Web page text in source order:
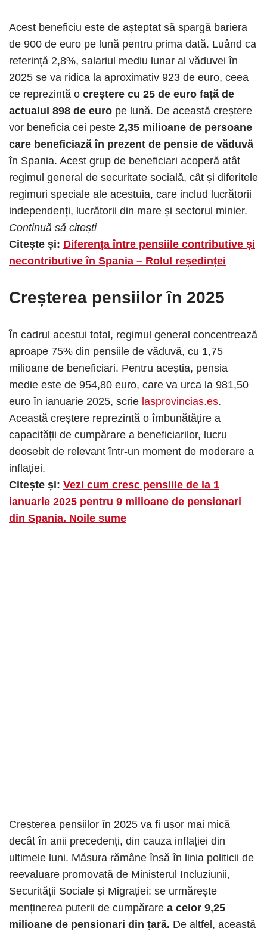
Acest beneficiu este de așteptat să spargă bariera
de 900 de euro pe lună pentru prima dată. Luând ca
referință 2,8%, salariul mediu lunar al văduvei în
2025 se va ridica la aproximativ 923 de euro, ceea
ce reprezintă o creștere cu 25 de euro față de
actualul 898 de euro pe lună. De această creștere
vor beneficia cei peste 2,35 milioane de persoane
care beneficiază în prezent de pensie de văduvă
în Spania. Acest grup de beneficiari acoperă atât
regimul general de securitate socială, cât și diferitele
regimuri speciale ale acestuia, care includ lucrătorii
independenți, lucrătorii din mare și sectorul minier.
Continuă să citești
Citește și: Diferența între pensiile contributive și
necontributive în Spania – Rolul reședinței
Creșterea pensiilor în 2025
În cadrul acestui total, regimul general concentrează
aproape 75% din pensiile de văduvă, cu 1,75
milioane de beneficiari. Pentru aceștia, pensia
medie este de 954,80 euro, care va urca la 981,50
euro în ianuarie 2025, scrie lasprovincias.es.
Această creștere reprezintă o îmbunătățire a
capacității de cumpărare a beneficiarilor, lucru
deosebit de relevant într-un moment de moderare a
inflației.
Citește și: Vezi cum cresc pensiile de la 1
ianuarie 2025 pentru 9 milioane de pensionari
din Spania. Noile sume
Creșterea pensiilor în 2025 va fi ușor mai mică
decât în ​​anii precedenți, din cauza inflației din
ultimele luni. Măsura rămâne însă în linia politicii de
reevaluare promovată de Ministerul Incluziunii,
Securității Sociale și Migrației: se urmărește
menținerea puterii de cumpărare a celor 9,25
milioane de pensionari din țară. De altfel, această